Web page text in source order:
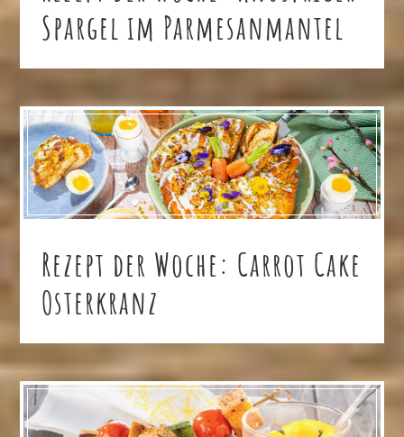
Spargel im Parmesanmantel
Rezept der Woche: Carrot Cake
Osterkranz